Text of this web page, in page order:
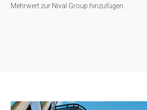
Mehrwert zur Nival Group hinzufügen.